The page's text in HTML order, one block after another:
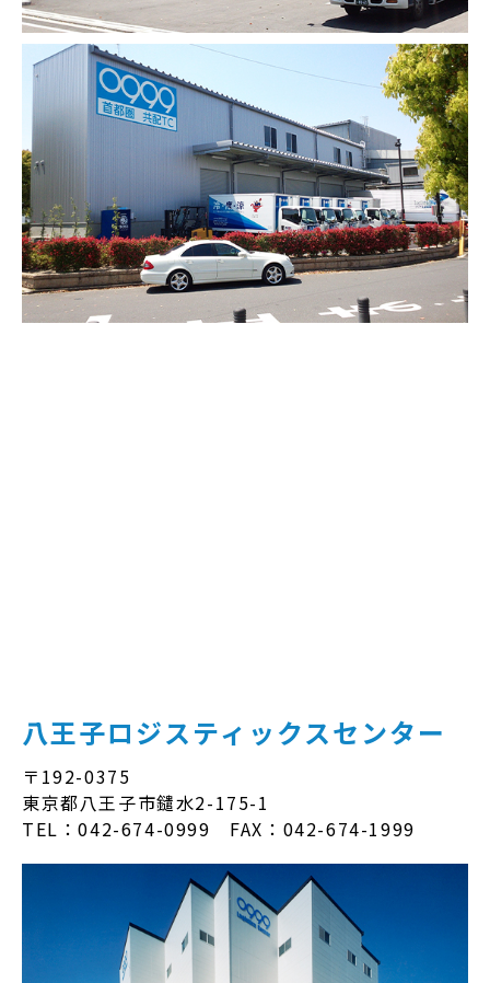
八王子ロジスティックスセンター
〒192-0375
東京都八王子市鑓水2-175-1
TEL：042-674-0999 FAX：042-674-1999